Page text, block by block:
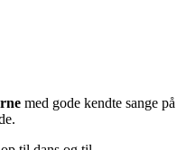
med gode kendte sange på